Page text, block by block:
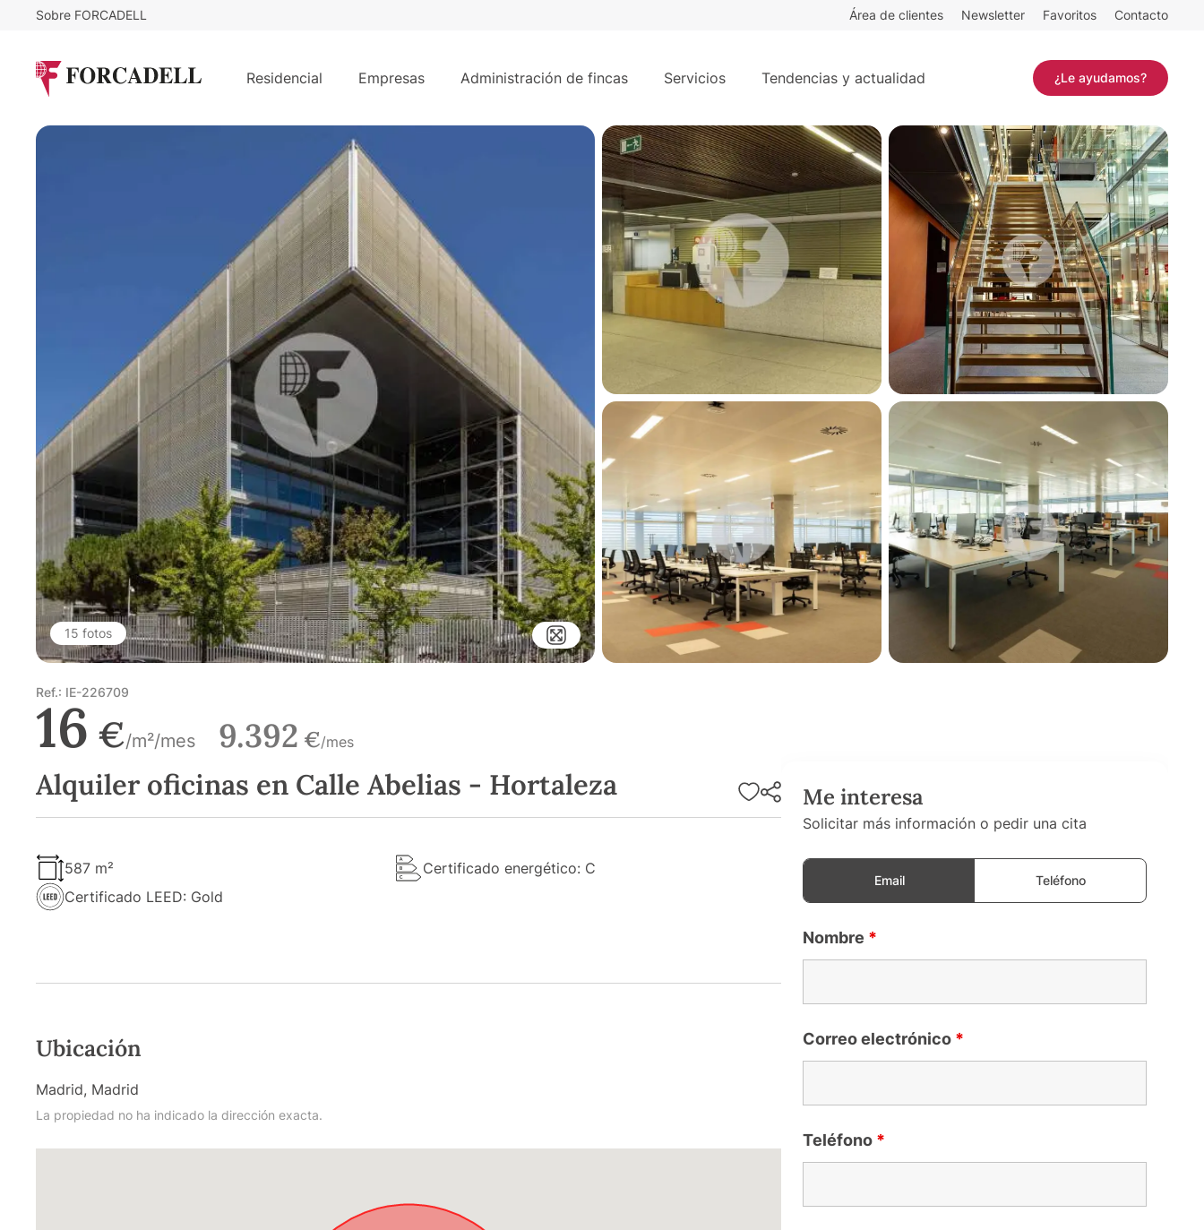
Sobre FORCADELL Área de clientes Newsletter Favoritos Contacto
Residencial Empresas Administración de fincas Servicios Tendencias y actualidad ¿Le ayudamos?
Alquiler oficinas en Calle Abelias - Hortaleza
15 fotos
Ref.: IE-226709
16 €/m²/mes 9.392 €/mes
Alquiler oficinas en Calle Abelias - Hortaleza
587 m²
Certificado energético: C
Certificado LEED: Gold
Ubicación
Madrid, Madrid
La propiedad no ha indicado la dirección exacta.
Me interesa
Solicitar más información o pedir una cita
Email Teléfono
Nombre *
Correo electrónico *
Teléfono *